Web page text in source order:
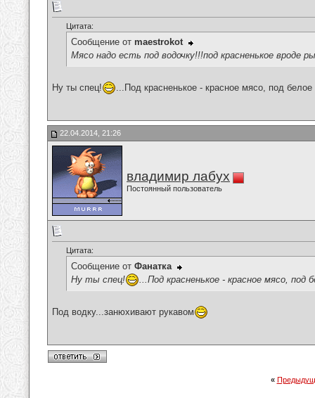
Цитата:
Сообщение от maestrokot
Мясо надо есть под водочку!!!под красненькое вроде
Ну ты спец! ...Под красненькое - красное мясо, под
22.04.2014, 21:26
владимир лабух
Постоянный пользователь
Цитата:
Сообщение от Фанатка
Ну ты спец!
...Под красненькое - красное мясо,
Под водку...занюхивают рукавом
«